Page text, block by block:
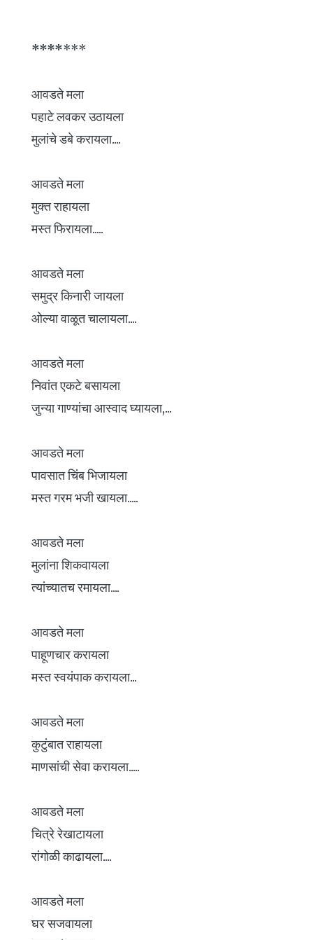
*******
आवडते मला
पहाटे लवकर उठायला
मुलांचे डबे करायला....
आवडते मला
मुक्त राहायला
मस्त फिरायला.....
आवडते मला
समुद्र किनारी जायला
ओल्या वाळूत चालायला....
आवडते मला
निवांत एकटे बसायला
जुन्या गाण्यांचा आस्वाद घ्यायला,...
आवडते मला
पावसात चिंब भिजायला
मस्त गरम भजी खायला.....
आवडते मला
मुलांना शिकवायला
त्यांच्यातच रमायला....
आवडते मला
पाहूणचार करायला
मस्त स्वयंपाक करायला...
आवडते मला
कुटुंबात राहायला
माणसांची सेवा करायला.....
आवडते मला
चित्रे रेखाटायला
रांगोळी काढायला....
आवडते मला
घर सजवायला